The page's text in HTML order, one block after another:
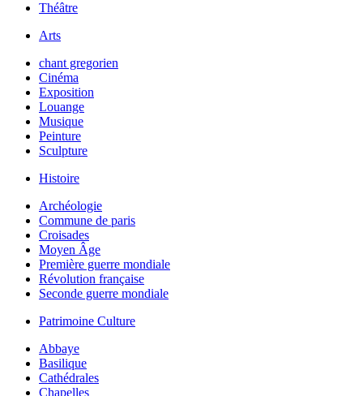
Théâtre
Arts
chant gregorien
Cinéma
Exposition
Louange
Musique
Peinture
Sculpture
Histoire
Archéologie
Commune de paris
Croisades
Moyen Âge
Première guerre mondiale
Révolution française
Seconde guerre mondiale
Patrimoine Culture
Abbaye
Basilique
Cathédrales
Chapelles